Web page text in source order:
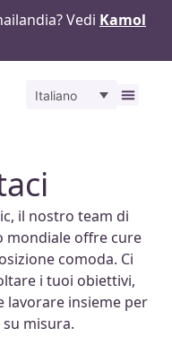
Vedi Kamol
Italiano
il nostro team di
mondiale offre cure
comoda. Ci
i tuoi obiettivi,
lavorare insieme per
misura.